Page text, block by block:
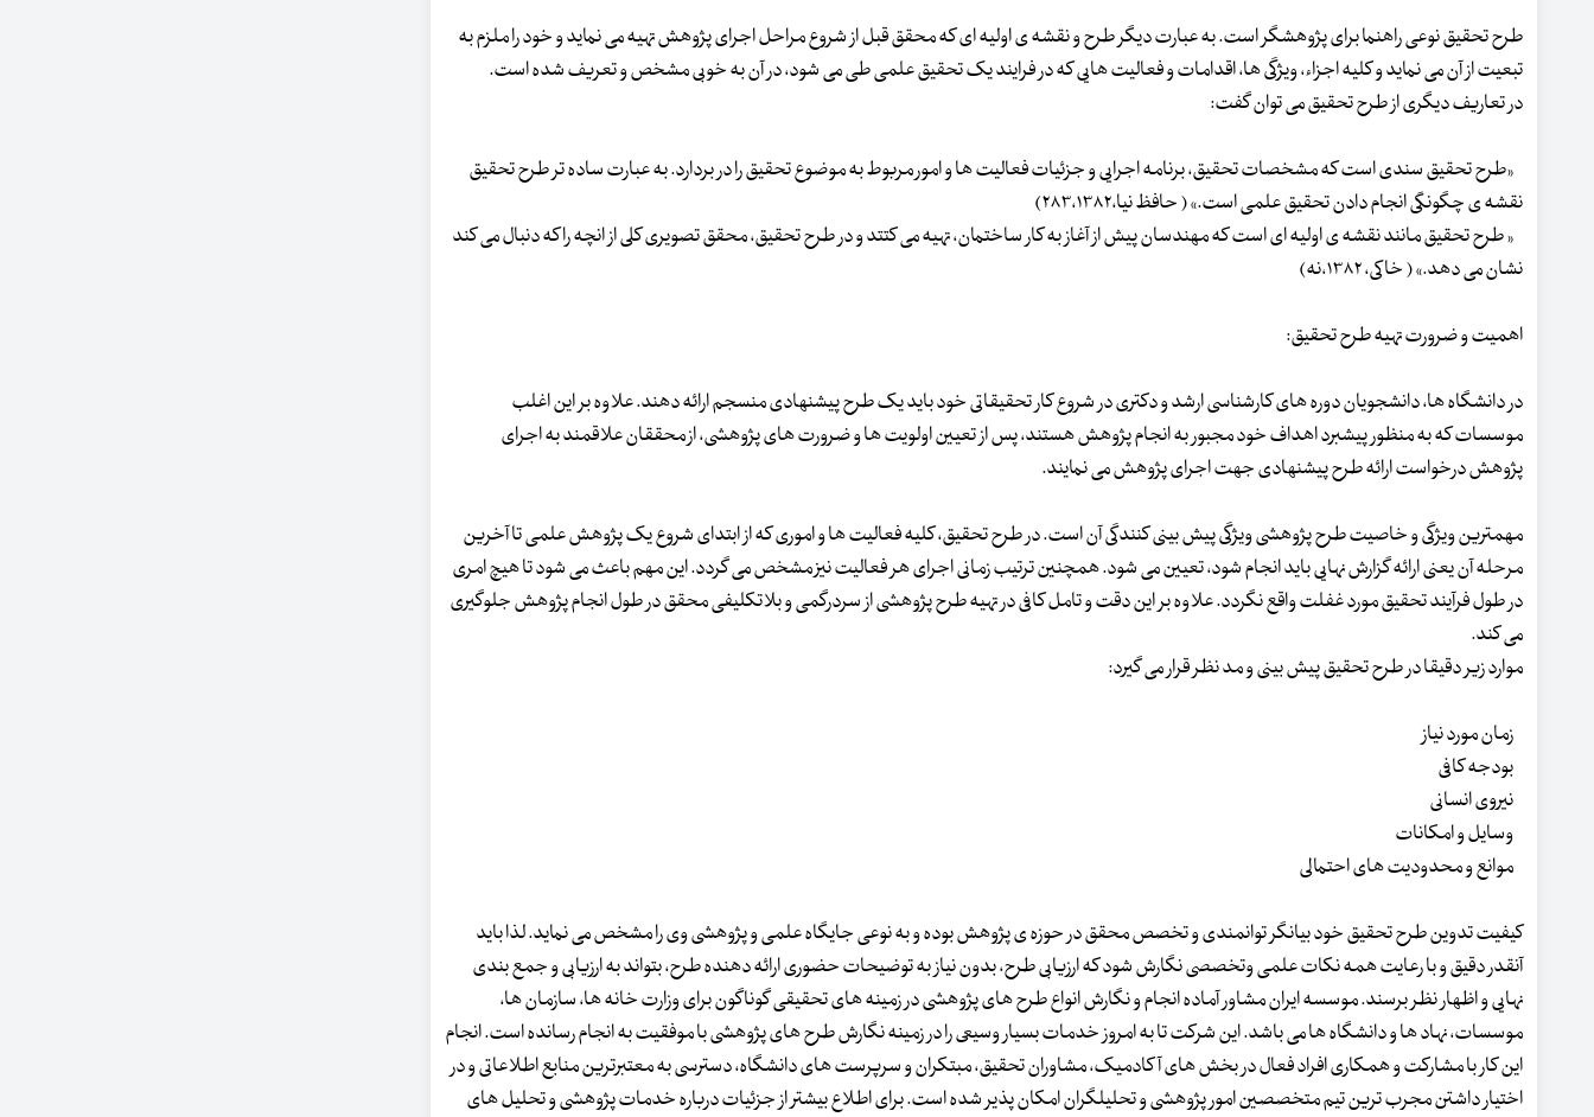
طرح تحقیق نوعی راهنما برای پژوهشگر است. به عبارت دیگر طرح و نقشه ی اولیه ای که محقق قبل از شروع مراحل اجرای پژوهش تهیه می نماید و خود را ملزم به
تبعیت از آن می نماید و کلیه اجزاء، ویژگی ها، اقدامات و فعالیت هایی که در فرایند یک تحقیق علمی طی می شود، در آن به خوبی مشخص و تعریف شده است.
در تعاریف دیگری از طرح تحقیق می توان گفت:
«طرح تحقیق سندی است که مشخصات تحقیق، برنامه اجرایی و جزئیات فعالیت ها و امور مربوط به موضوع تحقیق را در بردارد. به عبارت ساده تر طرح تحقیق
نقشه ی چگونگی انجام دادن تحقیق علمی است.» ( حافظ نیا،۲۸۳،۱۳۸۲)
« طرح تحقیق مانند نقشه ی اولیه ای است که مهندسان پیش از آغاز به کار ساختمان، تهیه می کتتد و در طرح تحقیق، محقق تصویری کلی از انچه را که دنبال می کند
نشان می دهد.» ( خاکی، ۱۳۸۲،نه)
اهمیت و ضرورت تهیه طرح تحقیق:
در دانشگاه ها، دانشجویان دوره های کارشناسی ارشد و دکتری در شروع کار تحقیقاتی خود باید یک طرح پیشنهادی منسجم ارائه دهند. علاوه بر این اغلب
موسسات که به منظور پیشبرد اهداف خود مجبور به انجام پژوهش هستند، پس از تعیین اولویت ها و ضرورت های پژوهشی، از محققان علاقمند به اجرای
پژوهش درخواست ارائه طرح پیشنهادی جهت اجرای پژوهش می نمایند.
مهمترین ویژگی و خاصیت طرح پژوهشی ویژگی پیش بینی کنندگی آن است. در طرح تحقیق، کلیه فعالیت ها و اموری که از ابتدای شروع یک پژوهش علمی تا آخرین
مرحله آن یعنی ارائه گزارش نهایی باید انجام شود، تعیین می شود. همچنین ترتیب زمانی اجرای هر فعالیت نیز مشخص می گردد. این مهم باعث می شود تا هیچ امری
در طول فرآیند تحقیق مورد غفلت واقع نگردد. علاوه بر این دقت و تامل کافی در تهیه طرح پژوهشی از سردرگمی و بلاتکلیفی محقق در طول انجام پژوهش جلوگیری
می کند.
موارد زیر دقیقا در طرح تحقیق پیش بینی و مد نظر قرار می گیرد:
زمان مورد نیاز
بودجه کافی
نیروی انسانی
وسایل و امکانات
موانع و محدودیت های احتمالی
کیفیت تدوین طرح تحقیق خود بیانگر توانمندی و تخصص محقق در حوزه ی پژوهش بوده و به نوعی جایگاه علمی و پژوهشی وی را مشخص می نماید. لذا باید
آنقدر دقیق و با رعایت همه نکات علمی وتخصصی نگارش شود که ارزیابی طرح، بدون نیاز به توضیحات حضوری ارائه دهنده طرح، بتواند به ارزیابی و جمع بندی
نهایی و اظهار نظر برسند. موسسه ایران مشاور آماده انجام و نگارش انواع طرح های پژوهشی در زمینه های تحقیقی گوناگون برای وزارت خانه ها، سازمان ها،
موسسات، نهاد ها و دانشگاه ها می باشد. این شرکت تا به امروز خدمات بسیار وسیعی را در زمینه نگارش طرح های پژوهشی با موفقیت به انجام رسانده است. انجام
این کار با مشارکت و همکاری افراد فعال در بخش های آکادمیک، مشاوران تحقیق، مبتکران و سرپرست های دانشگاه، دسترسی به معتبرترین منابع اطلاعاتی و در
اختیار داشتن مجرب ترین تیم متخصصین امور پژوهشی و تحلیلگران امکان پذیر شده است. برای اطلاع بیشتر از جزئیات درباره خدمات پژوهشی و تحلیل های